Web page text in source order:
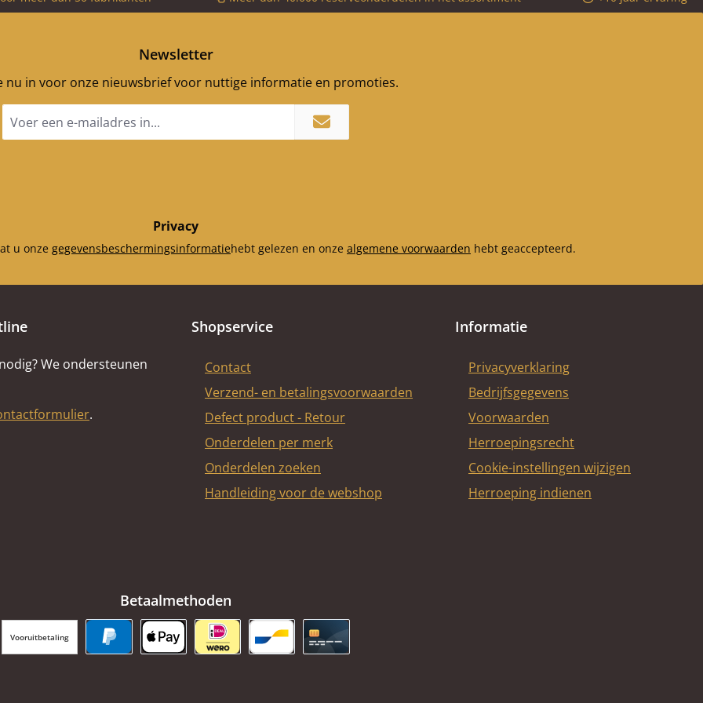
Newsletter
nu in voor onze nieuwsbrief voor nuttige informatie en promoties.
mailadres
Privacy
u onze gegevensbeschermingsinformatiehebt gelezen en onze algemene voorwaarden hebt geaccepteerd.
We ondersteunen
.
Shopservice
Contact
Verzend- en betalingsvoorwaarden
Defect product - Retour
Onderdelen per merk
Onderdelen zoeken
Handleiding voor de webshop
Informatie
Privacyverklaring
Bedrijfsgegevens
Voorwaarden
Herroepingsrecht
Cookie-instellingen wijzigen
Herroeping indienen
Betaalmethoden
Vooruitbetaling